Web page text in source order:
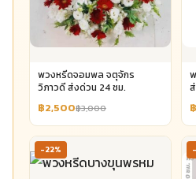
พวงหรีดจอมพล จตุจักร
วิภาวดี ส่งด่วน 24 ชม.
฿2,500฿3,000
-22%